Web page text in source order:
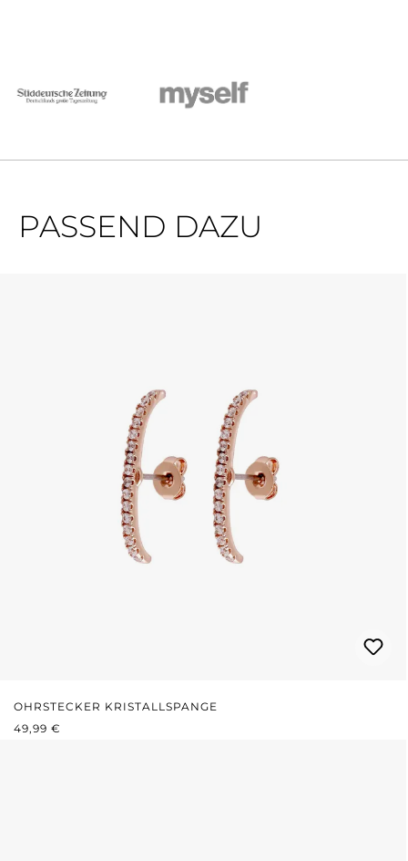
PASSEND DAZU
OHRSTECKER KRISTALLSPANGE
REGULÄRER PREIS:
49,99 €